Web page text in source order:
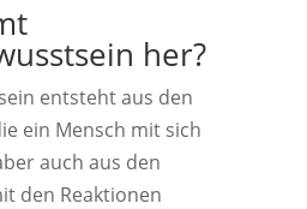
her?
entsteht aus den
ein Mensch mit sich
auch aus den
den Reaktionen